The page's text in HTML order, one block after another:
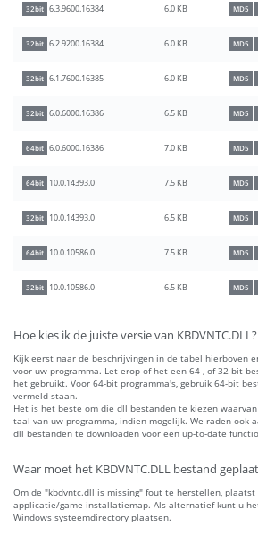
32bit 6.3.9600.16384 6.0 KB MD5
32bit 6.2.9200.16384 6.0 KB MD5
32bit 6.1.7600.16385 6.0 KB MD5
32bit 6.0.6000.16386 6.5 KB MD5
64bit 6.0.6000.16386 7.0 KB MD5
64bit 10.0.14393.0 7.5 KB MD5
32bit 10.0.14393.0 6.5 KB MD5
64bit 10.0.10586.0 7.5 KB MD5
32bit 10.0.10586.0 6.5 KB MD5
Hoe kies ik de juiste versie van KBDVNTC.DLL?
Kijk eerst naar de beschrijvingen in de tabel hierboven
voor uw programma. Let erop of het een 64-, of 32-bit
het gebruikt. Voor 64-bit programma's, gebruik 64-bit
vermeld staan.
Het is het beste om die dll bestanden te kiezen
taal van uw programma, indien mogelijk. We raden ook
dll bestanden te downloaden voor een up-to-date
Waar moet het KBDVNTC.DLL bestand
Om de "kbdvntc.dll is missing" fout te herstellen,
applicatie/game installatiemap. Als alternatief kunt u
Windows systeemdirectory plaatsen.